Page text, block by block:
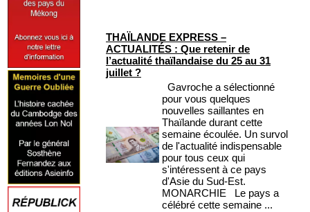
THAÏLANDE EXPRESS –
ACTUALITÉS : Que retenir de
l’actualité thaïlandaise du 25 au 31
juillet ?
Gavroche a sélectionné
pour vous quelques
nouvelles saillantes en
Thaïlande durant cette
semaine écoulée. Un survol
de l'actualité indispensable
pour tous ceux qui
s'intéressent à ce pays
d'Asie du Sud-Est.
MONARCHIE Le pays a
célébré cette semaine ...